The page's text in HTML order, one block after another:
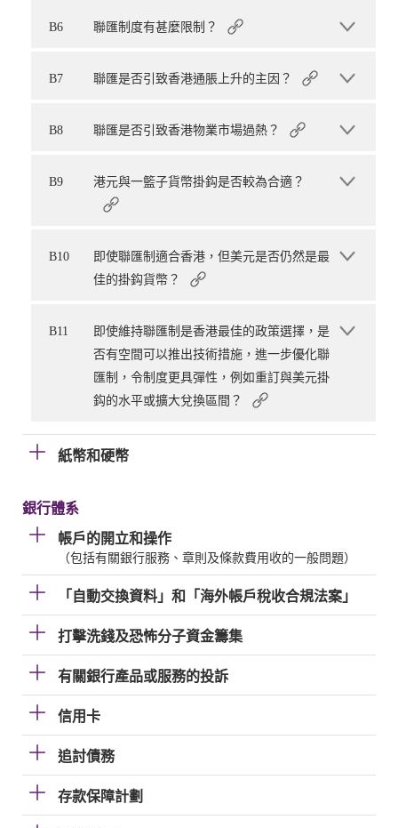
B6 聯匯制度有甚麼限制？
B7 聯匯是否引致香港通脹上升的主因？
B8 聯匯是否引致香港物業市場過熱？
B9 港元與一籃子貨幣掛鈎是否較為合適？
B10
即使聯匯制適合香港，但美元是否仍然是最
佳的掛鈎貨幣？
B11
即使維持聯匯制是香港最佳的政策選擇，是
否有空間可以推出技術措施，進一步優化聯
匯制，令制度更具彈性，例如重訂與美元掛
鈎的水平或擴大兌換區間？
紙幣和硬幣
銀行體系
帳戶的開立和操作
（包括有關銀行服務、章則及條款費用收的一般問題）
「自動交換資料」和「海外帳戶稅收合規法案」
打擊洗錢及恐怖分子資金籌集
有關銀行產品或服務的投訴
信用卡
追討債務
存款保障計劃